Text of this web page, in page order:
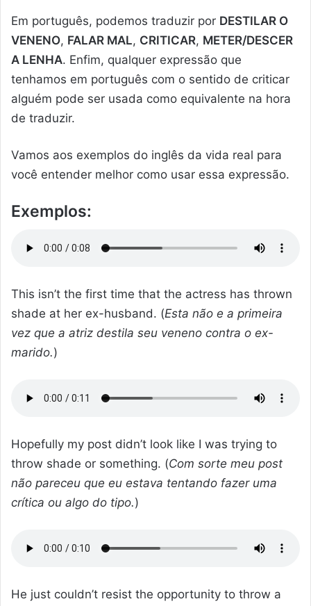
Em português, podemos traduzir por DESTILAR O
VENENO, FALAR MAL, CRITICAR, METER/DESCER
A LENHA. Enfim, qualquer expressão que
tenhamos em português com o sentido de criticar
alguém pode ser usada como equivalente na hora
de traduzir.
Vamos aos exemplos do inglês da vida real para
você entender melhor como usar essa expressão.
Exemplos:
This isn’t the first time that the actress has thrown
shade at her ex-husband. (Esta não e a primeira
vez que a atriz destila seu veneno contra o ex-
marido.)
Hopefully my post didn’t look like I was trying to
throw shade or something. (Com sorte meu post
não pareceu que eu estava tentando fazer uma
crítica ou algo do tipo.)
He just couldn’t resist the opportunity to throw a